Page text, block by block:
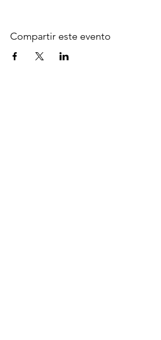
Compartir este evento